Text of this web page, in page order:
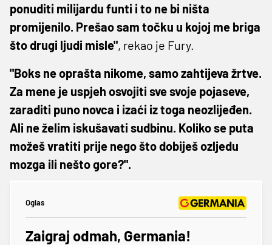
ponuditi milijardu funti i to ne bi ništa
promijenilo. Prešao sam točku u kojoj me briga
što drugi ljudi misle", rekao je Fury.
"Boks ne oprašta nikome, samo zahtijeva žrtve.
Za mene je uspjeh osvojiti sve svoje pojaseve,
zaraditi puno novca i izaći iz toga neozlijeđen.
Ali ne želim iskušavati sudbinu. Koliko se puta
možeš vratiti prije nego što dobiješ ozljedu
mozga ili nešto gore?".
Oglas
Zaigraj odmah, Germania!